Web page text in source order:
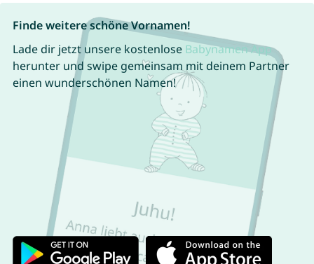
Finde weitere schöne Vornamen!
Lade dir jetzt unsere kostenlose Babynamen App
herunter und swipe gemeinsam mit deinem Partner
einen wunderschönen Namen!